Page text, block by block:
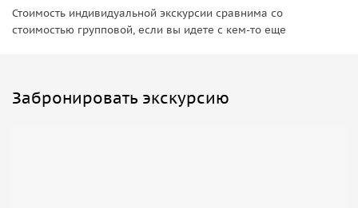
Стоимость индивидуальной экскурсии сравнима со
стоимостью групповой, если вы идете с кем-то еще
Забронировать экскурсию